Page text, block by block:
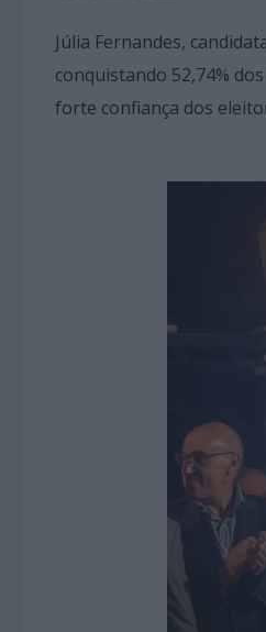
Júlia Fernandes,
conquistando 52,74%
forte confiança dos